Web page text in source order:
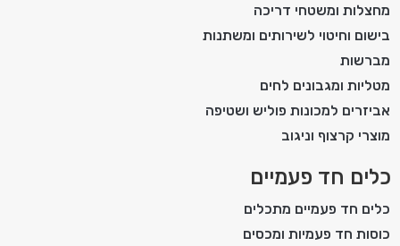
מחצלות ומשטחי דריכה
בישום וחיטוי לשירותים ומשתנות
מברשות
מטליות ומגבונים לחים
אביזרים למכונות פוליש ושטיפה
מוצרי קרצוף וניגוב
כלים חד פעמיים
כלים חד פעמיים מתכלים
כוסות חד פעמיות ומכסים